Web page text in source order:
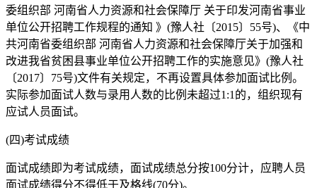
委组织部 河南省人力资源和社会保障厅 关于印发河南省事业
单位公开招聘工作规程的通知 》(豫人社〔2015〕55号)、《中
共河南省委组织部 河南省人力资源和社会保障厅关于加强和
改进我省贫困县事业单位公开招聘工作的实施意见》(豫人社
〔2017〕75号)文件有关规定，不再设置具体参加面试比例。
实际参加面试人数与录用人数的比例未超过1:1的，组织现有
应试人员面试。
(四)考试成绩
面试成绩即为考试成绩，面试成绩总分按100分计，应聘人员
面试成绩得分不得低于及格线(70分)。